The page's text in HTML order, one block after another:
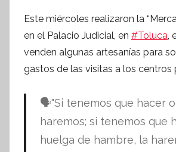
f
o
r
m
t
a
Este miércoles realizaron la
en el Palacio Judicial, en #Toluca,
venden algunas artesanías para
gastos de las visitas a los centros
🗣"Si tenemos que hacer
haremos; si tenemos que
huelga de hambre, la